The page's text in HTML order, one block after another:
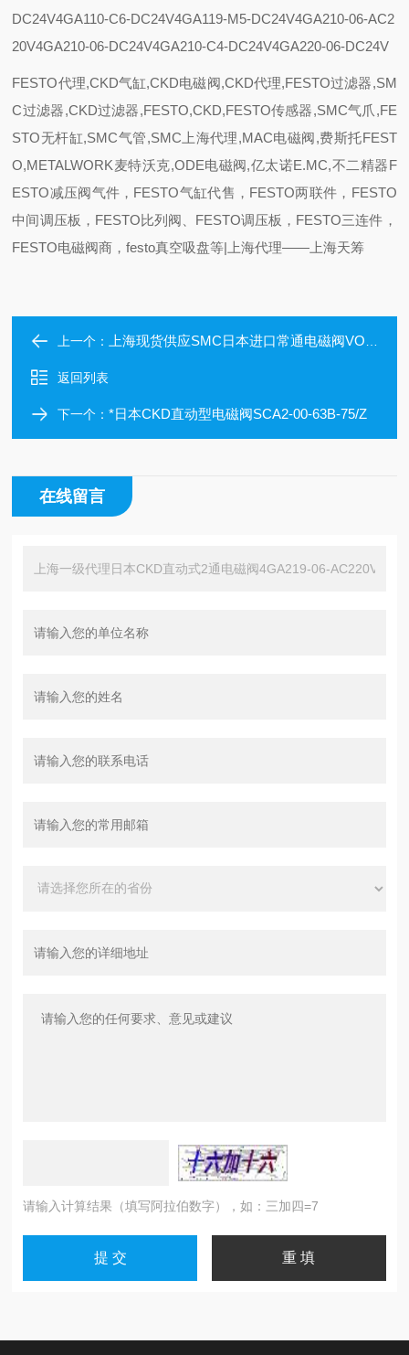
DC24V4GA110-C6-DC24V4GA119-M5-DC24V4GA210-06-AC2
20V4GA210-06-DC24V4GA210-C4-DC24V4GA220-06-DC24V
FESTO代理,CKD气缸,CKD电磁阀,CKD代理,FESTO过滤器,SM
C过滤器,CKD过滤器,FESTO,CKD,FESTO传感器,SMC气爪,FE
STO无杆缸,SMC气管,SMC上海代理,MAC电磁阀,费斯托FEST
O,METALWORK麦特沃克,ODE电磁阀,亿太诺E.MC,不二精器F
ESTO减压阀气件，FESTO气缸代售，FESTO两联件，FESTO
中间调压板，FESTO比列阀、FESTO调压板，FESTO三连件，
FESTO电磁阀商，festo真空吸盘等|上海代理——上海天筹
上一个： 上海现货供应SMC日本进口常通电磁阀VO315-001D
返回列表
下一个：*日本CKD直动型电磁阀SCA2-00-63B-75/Z
在线留言
请输入计算结果（填写阿拉伯数字），如：三加四=7